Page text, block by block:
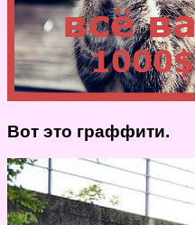
Вот это граффити.